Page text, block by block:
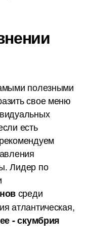
полезными
свое меню
есть
Лидер по
среди
атлантическая,
- скумбрия